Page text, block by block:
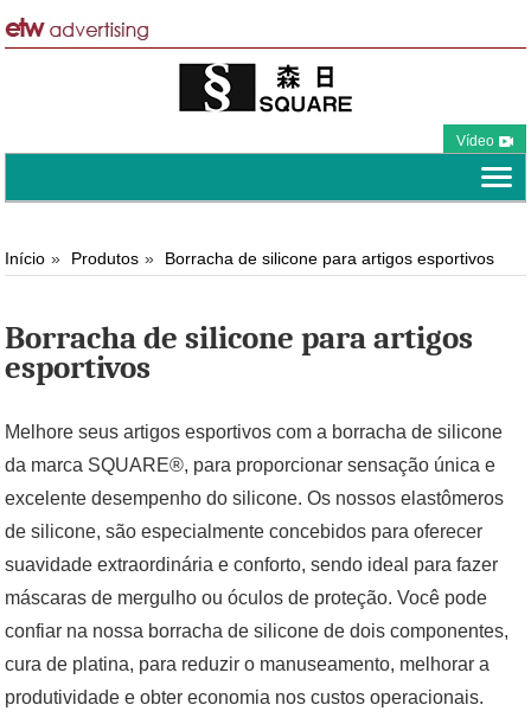
Vídeo
Início Produtos Borracha de silicone para artigos esportivos
Borracha de silicone para artigos
esportivos
Melhore seus artigos esportivos com a borracha de silicone
da marca SQUARE®, para proporcionar sensação única e
excelente desempenho do silicone. Os nossos elastômeros
de silicone, são especialmente concebidos para oferecer
suavidade extraordinária e conforto, sendo ideal para fazer
máscaras de mergulho ou óculos de proteção. Você pode
confiar na nossa borracha de silicone de dois componentes,
cura de platina, para reduzir o manuseamento, melhorar a
produtividade e obter economia nos custos operacionais.